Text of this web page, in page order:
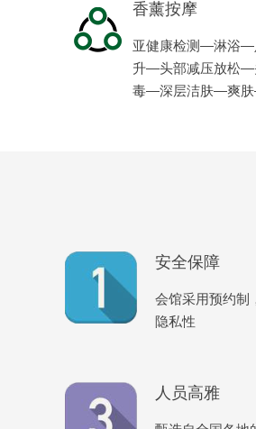
香薰按摩
亚健康检测—淋浴
升—头部减压放松
毒—深层洁肤—爽肤
安全保障
会馆采用预约制
隐私性
人员高雅